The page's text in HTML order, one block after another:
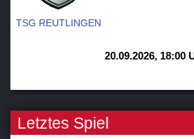
TSG REUTLINGEN
20.09.2026, 18:00
Letztes Spiel